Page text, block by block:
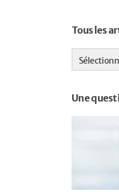
Tous les
Tous
les
articles
Une